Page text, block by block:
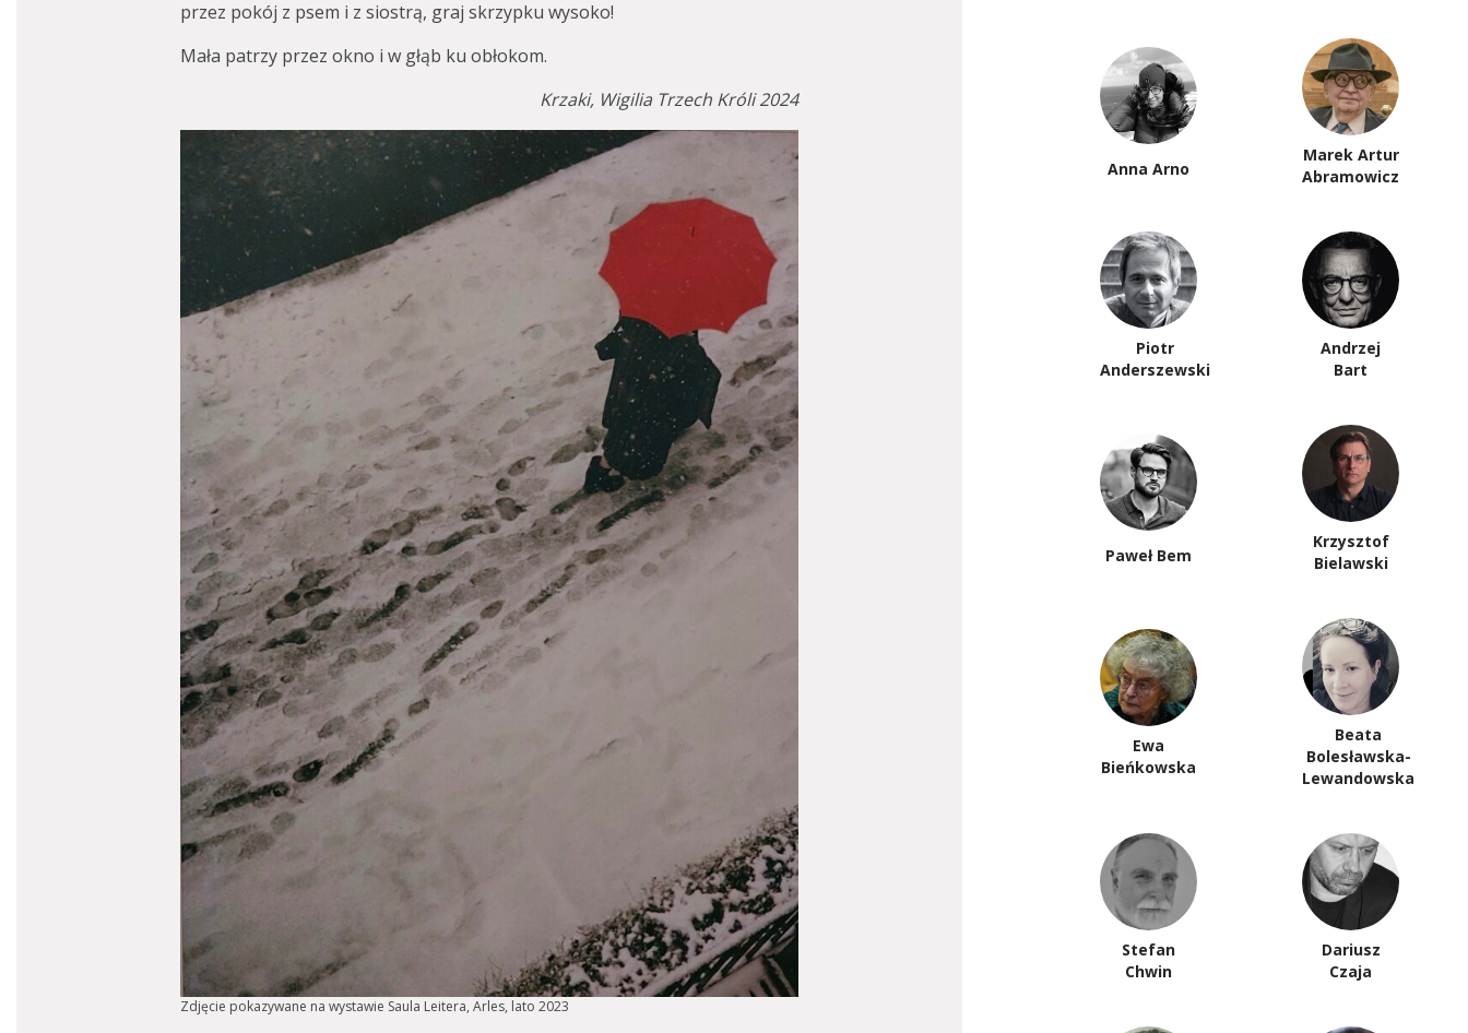
przez pokój z psem i z siostrą, graj skrzypku wysoko!
Mała patrzy przez okno i w głąb ku obłokom.
Krzaki, Wigilia Trzech Króli 2024
Zdjęcie pokazywane na wystawie Saula Leitera, Arles, lato 2023
Anna Arno
Marek Artur
Abramowicz
Piotr
Anderszewski
Andrzej
Bart
Paweł Bem
Krzysztof
Bielawski
Ewa
Bieńkowska
Beata
Bolesławska-
Lewandowska
Stefan
Chwin
Dariusz
Czaja